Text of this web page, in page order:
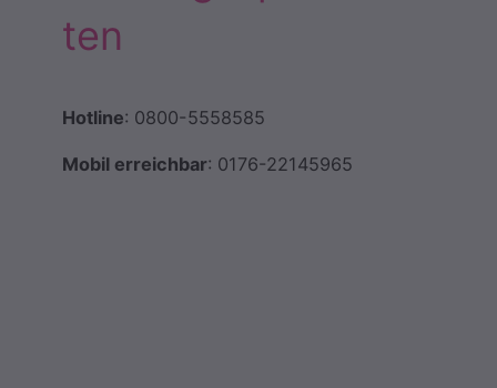
ten
Hotline: 0800-5558585
Mobil erreichbar: 0176-22145965